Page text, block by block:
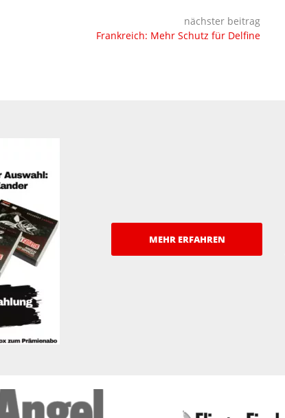
nächster beitrag
Frankreich: Mehr Schutz für Delfine
MEHR ERFAHREN